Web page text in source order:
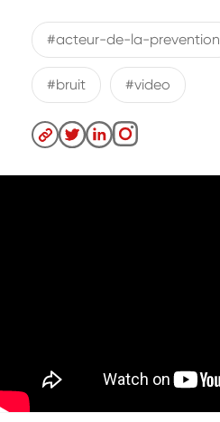
#acteur-de-la-prevention
#bruit #video